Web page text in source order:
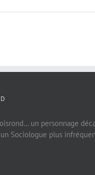
un personnage
Sociologue plus